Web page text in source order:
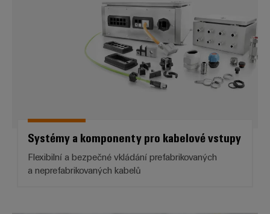
Systémy a komponenty pro kabelové vstupy
Flexibilní a bezpečné vkládání prefabrikovaných
a neprefabrikovaných kabelů